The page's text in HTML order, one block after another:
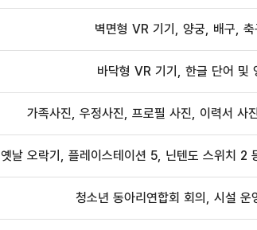
벽면형 VR 기기, 양궁, 배구,
바닥형 VR 기기, 한글 단어 및
가족사진, 우정사진, 프로필 사진, 이력서 사
옛날 오락기, 플레이스테이션 5, 닌텐도 스위치 2
청소년 동아리연합회 회의, 시설 운